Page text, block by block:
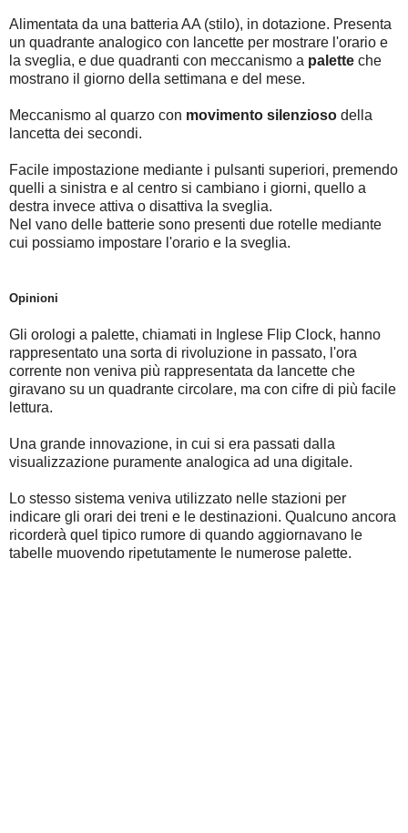
Alimentata da una batteria AA (stilo), in dotazione. Presenta
un quadrante analogico con lancette per mostrare l'orario e
la sveglia, e due quadranti con meccanismo a palette che
mostrano il giorno della settimana e del mese.
Meccanismo al quarzo con movimento silenzioso della
lancetta dei secondi.
Facile impostazione mediante i pulsanti superiori, premendo
quelli a sinistra e al centro si cambiano i giorni, quello a
destra invece attiva o disattiva la sveglia.
Nel vano delle batterie sono presenti due rotelle mediante
cui possiamo impostare l'orario e la sveglia.
Opinioni
Gli orologi a palette, chiamati in Inglese Flip Clock, hanno
rappresentato una sorta di rivoluzione in passato, l'ora
corrente non veniva più rappresentata da lancette che
giravano su un quadrante circolare, ma con cifre di più facile
lettura.
Una grande innovazione, in cui si era passati dalla
visualizzazione puramente analogica ad una digitale.
Lo stesso sistema veniva utilizzato nelle stazioni per
indicare gli orari dei treni e le destinazioni. Qualcuno ancora
ricorderà quel tipico rumore di quando aggiornavano le
tabelle muovendo ripetutamente le numerose palette.